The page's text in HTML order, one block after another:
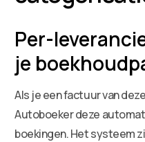
Per-
je
Als je een factuur van
Autoboeker deze
boekingen. Het systeem